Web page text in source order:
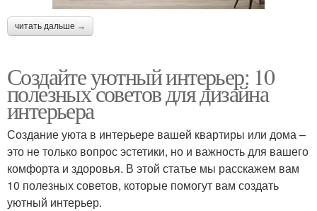
читать дальше →
Создайте уютный интерьер: 10
полезных советов для дизайна
интерьера
Создание уюта в интерьере вашей квартиры или дома –
это не только вопрос эстетики, но и важность для вашего
комфорта и здоровья. В этой статье мы расскажем вам
10 полезных советов, которые помогут вам создать
уютный интерьер.